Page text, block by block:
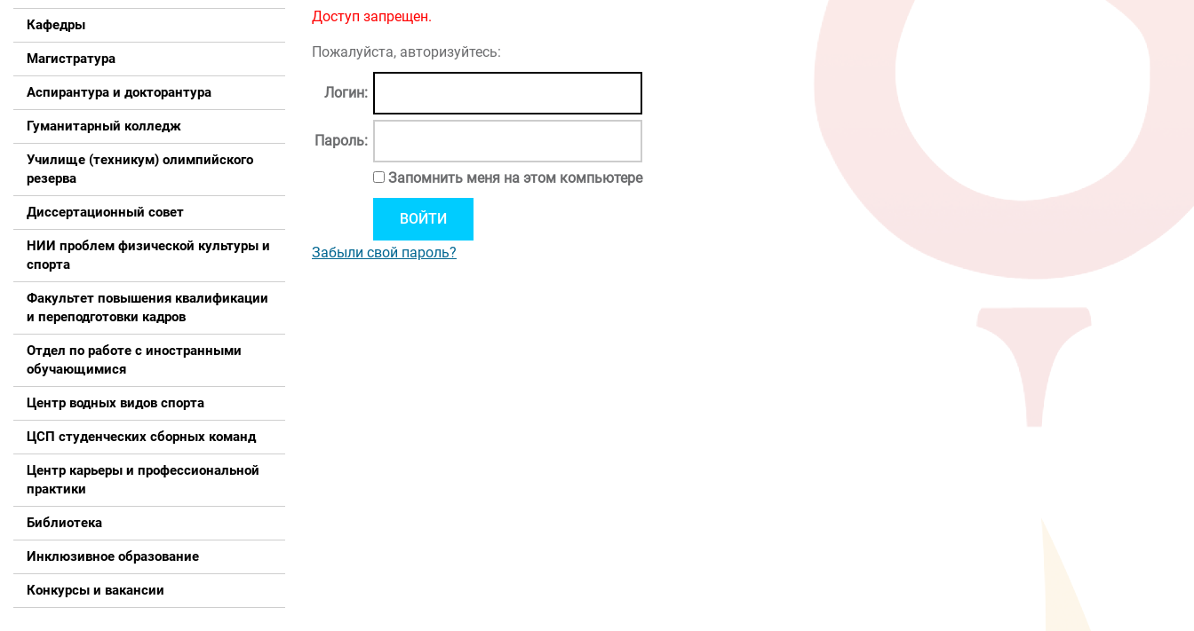
Кафедры
Магистратура
Аспирантура и докторантура
Гуманитарный колледж
Училище (техникум) олимпийского
резерва
Диссертационный совет
НИИ проблем физической культуры и
спорта
Факультет повышения квалификации
и переподготовки кадров
Отдел по работе с иностранными
обучающимися
Центр водных видов спорта
ЦСП студенческих сборных команд
Центр карьеры и профессиональной
практики
Библиотека
Инклюзивное образование
Конкурсы и вакансии
Доступ запрещен.
Пожалуйста, авторизуйтесь:
Логин:
Пароль:
Запомнить меня на этом компьютере
Забыли свой пароль?